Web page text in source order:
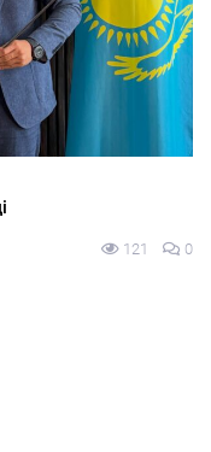
табыс» атты